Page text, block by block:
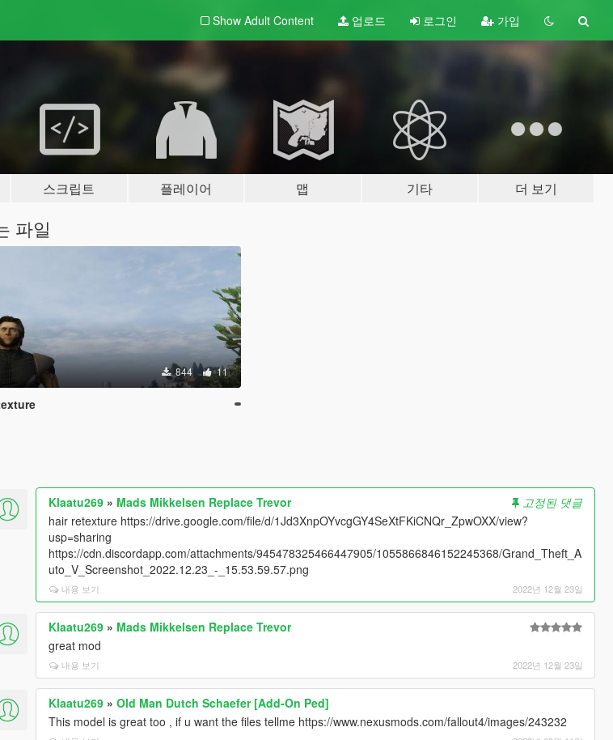
Show Adult Content 업로드 로그인 가입
스크립트 플레이어 맵 기타 더 보기
파일
844 11
Klaatu269 » Mads Mikkelsen Replace Trevor
고정된 댓글
hair retexture https://drive.google.com/file/d/1Jd3XnpOYvcgGY4SeXtFKiCNQr_ZpwOXX/view?
usp=sharing
https://cdn.discordapp.com/attachments/945478325466447905/1055866846152245368/Grand_Theft_A
uto_V_Screenshot_2022.12.23_-_15.53.59.57.png
내용 보기 2022년 12월 23일
Klaatu269 » Mads Mikkelsen Replace Trevor
great mod
내용 보기 2022년 12월 23일
Klaatu269 »Old Man Dutch Schaefer [Add-On Ped]
This model is great too , if u want the files tellme https://www.nexusmods.com/fallout4/images/243232